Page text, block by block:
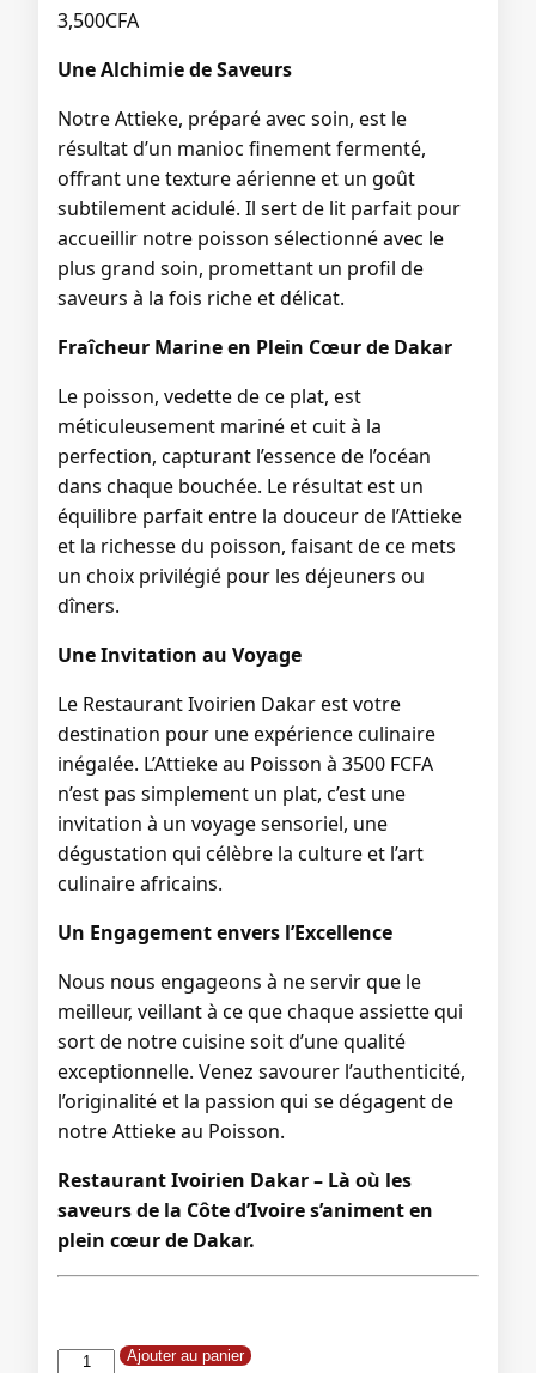
3,500CFA
Une Alchimie de Saveurs
Notre Attieke, préparé avec soin, est le
résultat d’un manioc finement fermenté,
offrant une texture aérienne et un goût
subtilement acidulé. Il sert de lit parfait pour
accueillir notre poisson sélectionné avec le
plus grand soin, promettant un profil de
saveurs à la fois riche et délicat.
Fraîcheur Marine en Plein Cœur de Dakar
Le poisson, vedette de ce plat, est
méticuleusement mariné et cuit à la
perfection, capturant l’essence de l’océan
dans chaque bouchée. Le résultat est un
équilibre parfait entre la douceur de l’Attieke
et la richesse du poisson, faisant de ce mets
un choix privilégié pour les déjeuners ou
dîners.
Une Invitation au Voyage
Le Restaurant Ivoirien Dakar est votre
destination pour une expérience culinaire
inégalée. L’Attieke au Poisson à 3500 FCFA
n’est pas simplement un plat, c’est une
invitation à un voyage sensoriel, une
dégustation qui célèbre la culture et l’art
culinaire africains.
Un Engagement envers l’Excellence
Nous nous engageons à ne servir que le
meilleur, veillant à ce que chaque assiette qui
sort de notre cuisine soit d’une qualité
exceptionnelle. Venez savourer l’authenticité,
l’originalité et la passion qui se dégagent de
notre Attieke au Poisson.
Restaurant Ivoirien Dakar – Là où les
saveurs de la Côte d’Ivoire s’animent en
plein cœur de Dakar.
quantitéAjouter au panier